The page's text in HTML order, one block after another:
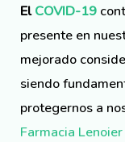
ElCOVID-19
presente en
mejorado
siendo
protegernos a
Farmacia Lenoier